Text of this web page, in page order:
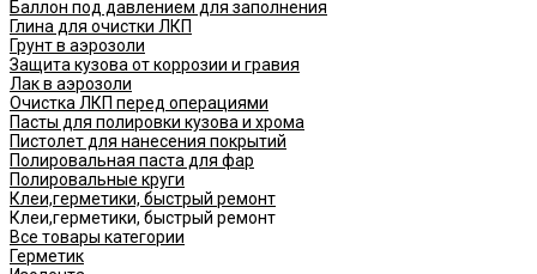
Баллон под давлением для заполнения
Глина для очистки ЛКП
Грунт в аэрозоли
Защита кузова от коррозии и гравия
Лак в аэрозоли
Очистка ЛКП перед операциями
Пасты для полировки кузова и хрома
Пистолет для нанесения покрытий
Полировальная паста для фар
Полировальные круги
Клеи,герметики, быстрый ремонт
Клеи,герметики, быстрый ремонт
Все товары категории
Герметик